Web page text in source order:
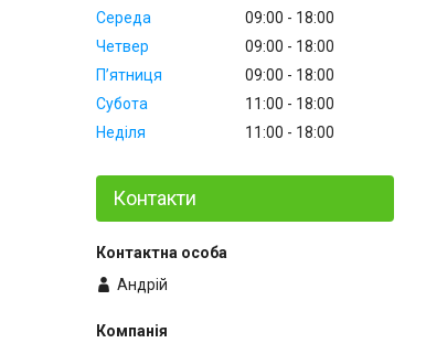
Середа
09:00
18:00
Четвер
09:00
18:00
Пʼятниця
09:00
18:00
Субота
11:00
18:00
Неділя
11:00 18:00
Контакти
Андрій